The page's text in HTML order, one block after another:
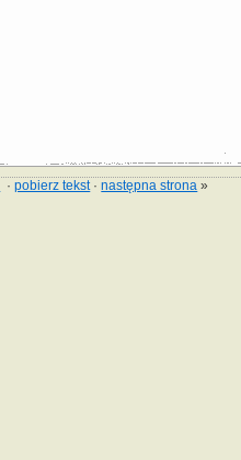
·pobierz tekst·następna strona »